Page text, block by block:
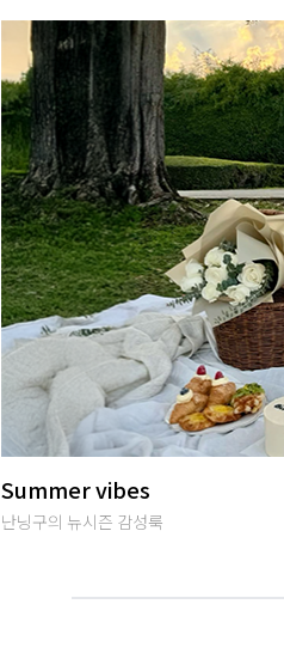
썸머여행룩
편안하면서 특별한 휴양지룩